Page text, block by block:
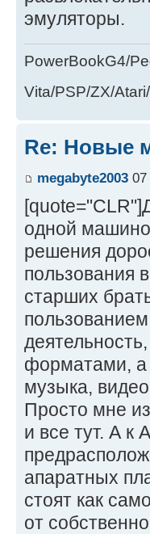
эмуляторы.
PowerBookG4/
Vita/PSP/ZX/
Re: Новые
megabyte2003 07
одной
решения
пользования
старших
форматами, а
музыка,
Просто мне
и все тут. А к
апаратных
стоят как
от